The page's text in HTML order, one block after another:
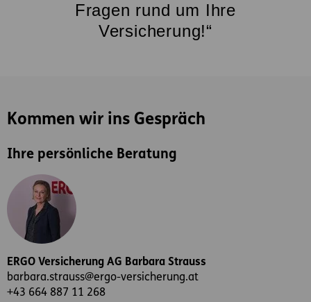
Fragen rund um Ihre
Versicherung!“
Kommen wir ins Gespräch
Ihre persönliche Beratung
ERGO Versicherung AG Barbara Strauss
barbara.strauss@ergo-versicherung.at
+43 664 887 11 268